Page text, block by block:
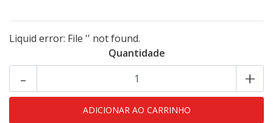
Liquid error: File '' not found.
Quantidade
+
-